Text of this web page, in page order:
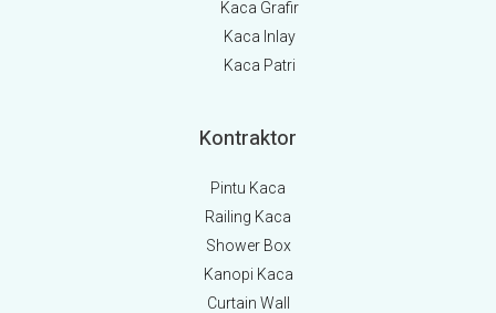
Kaca Grafir
Kaca Inlay
Kaca Patri
Kontraktor
Pintu Kaca
Railing Kaca
Shower Box
Kanopi Kaca
Curtain Wall